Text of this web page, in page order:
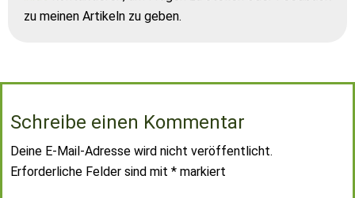
zu meinen Artikeln zu geben.
Schreibe einen Kommentar
Deine E-Mail-Adresse wird nicht veröffentlicht.
Erforderliche Felder sind mit * markiert